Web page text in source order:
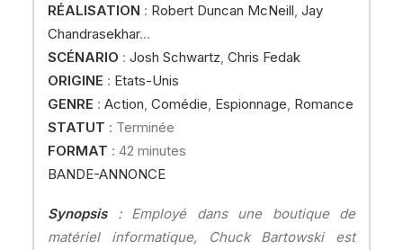
RÉALISATION : Robert Duncan McNeill, Jay
Chandrasekhar…
SCÉNARIO : Josh Schwartz, Chris Fedak
ORIGINE : Etats-Unis
GENRE : Action, Comédie, Espionnage, Romance
STATUT : Terminée
FORMAT : 42 minutes
BANDE-ANNONCE
Synopsis: Employé dans une boutique de
matériel informatique, Chuck Bartowski est